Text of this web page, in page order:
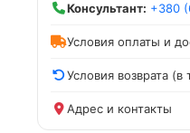
Консультант: +380
Условия оплаты и
Условия возврата
Адрес и контакты